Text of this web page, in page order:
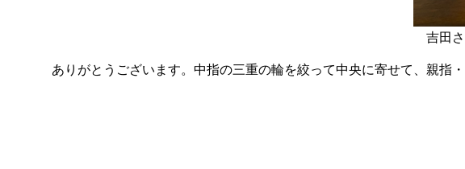
吉田
ありがとうございます。中指の三重の輪を絞って中央に寄せて、親指